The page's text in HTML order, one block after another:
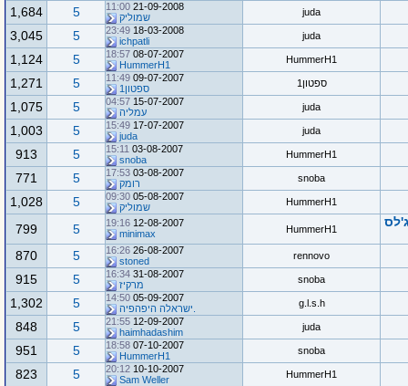
juda
21-09-2008
11:00
שמוליק
5
1,684
juda
18-03-2008
23:49
ichpatli
5
3,045
HummerH1
08-07-2007
18:57
HummerH1
5
1,124
ספטון1 09-07-2007
11:49
ספטון1
5
1,271
juda
15-07-2007
04:57
עמליה
5
1,075
juda
17-07-2007
15:49
juda
5
1,003
HummerH1
03-08-2007
15:11
snoba
5
913
snoba
03-08-2007
17:53
רומק
5
771
HummerH1
05-08-2007
09:30
שמוליק
5
1,028
HummerH1
12-08-2007
19:16
minimax
5
799
rennovo
26-08-2007
16:26
stoned
5
870
snoba
31-08-2007
16:34
מרקיז
5
915
g.l.s.h
05-09-2007
14:50
.ישראלה היפהפיה
5
1,302
juda
12-09-2007
21:55
haimhadashim
5
848
snoba
07-10-2007
18:58
HummerH1
5
951
HummerH1
10-10-2007
20:12
Sam Weller
5
823